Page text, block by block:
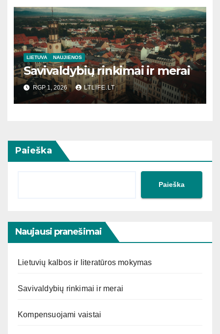
LIETUVA NAUJIENOS
Savivaldybių rinkimai ir merai
RGP 1, 2026 LTLIFE.LT
Paieška
Paieška
Naujausi pranešimai
Lietuvių kalbos ir literatūros mokymas
Savivaldybių rinkimai ir merai
Kompensuojami vaistai